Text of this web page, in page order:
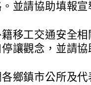
並請協助填報
移工交通安全
讓觀念，並請
鄉鎮市公所及